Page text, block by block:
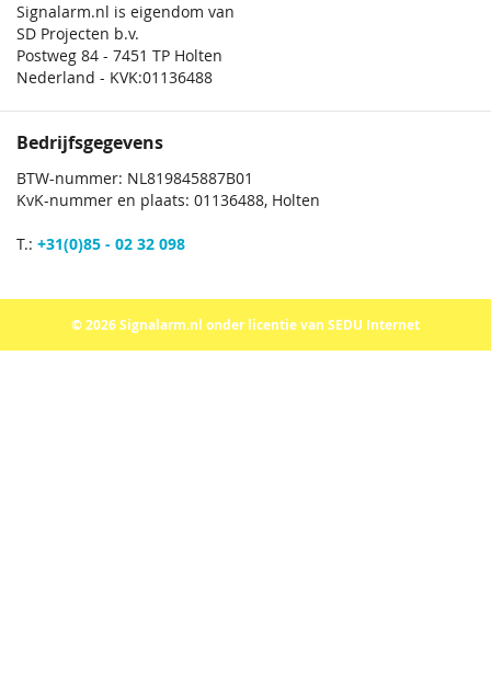
Signalarm.nl is eigendom van
SD Projecten b.v.
Postweg 84 - 7451 TP Holten
Nederland - KVK:01136488
Bedrijfsgegevens
BTW-nummer: NL819845887B01
KvK-nummer en plaats: 01136488, Holten
T.: +31(0)85 - 02 32 098
© 2026 Signalarm.nl onder licentie van SEDU Internet